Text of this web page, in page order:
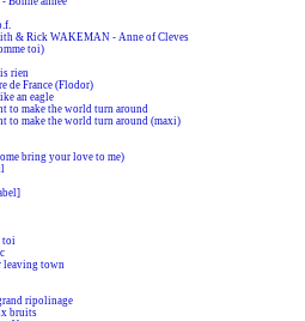
& Rick WAKEMAN - Anne of Cleves
toi)
rien
de France (Flodor)
an eagle
to make the world turn around
to make the world turn around (maxi)
bring your love to me)
toi
leaving town
ripolinage
bruits